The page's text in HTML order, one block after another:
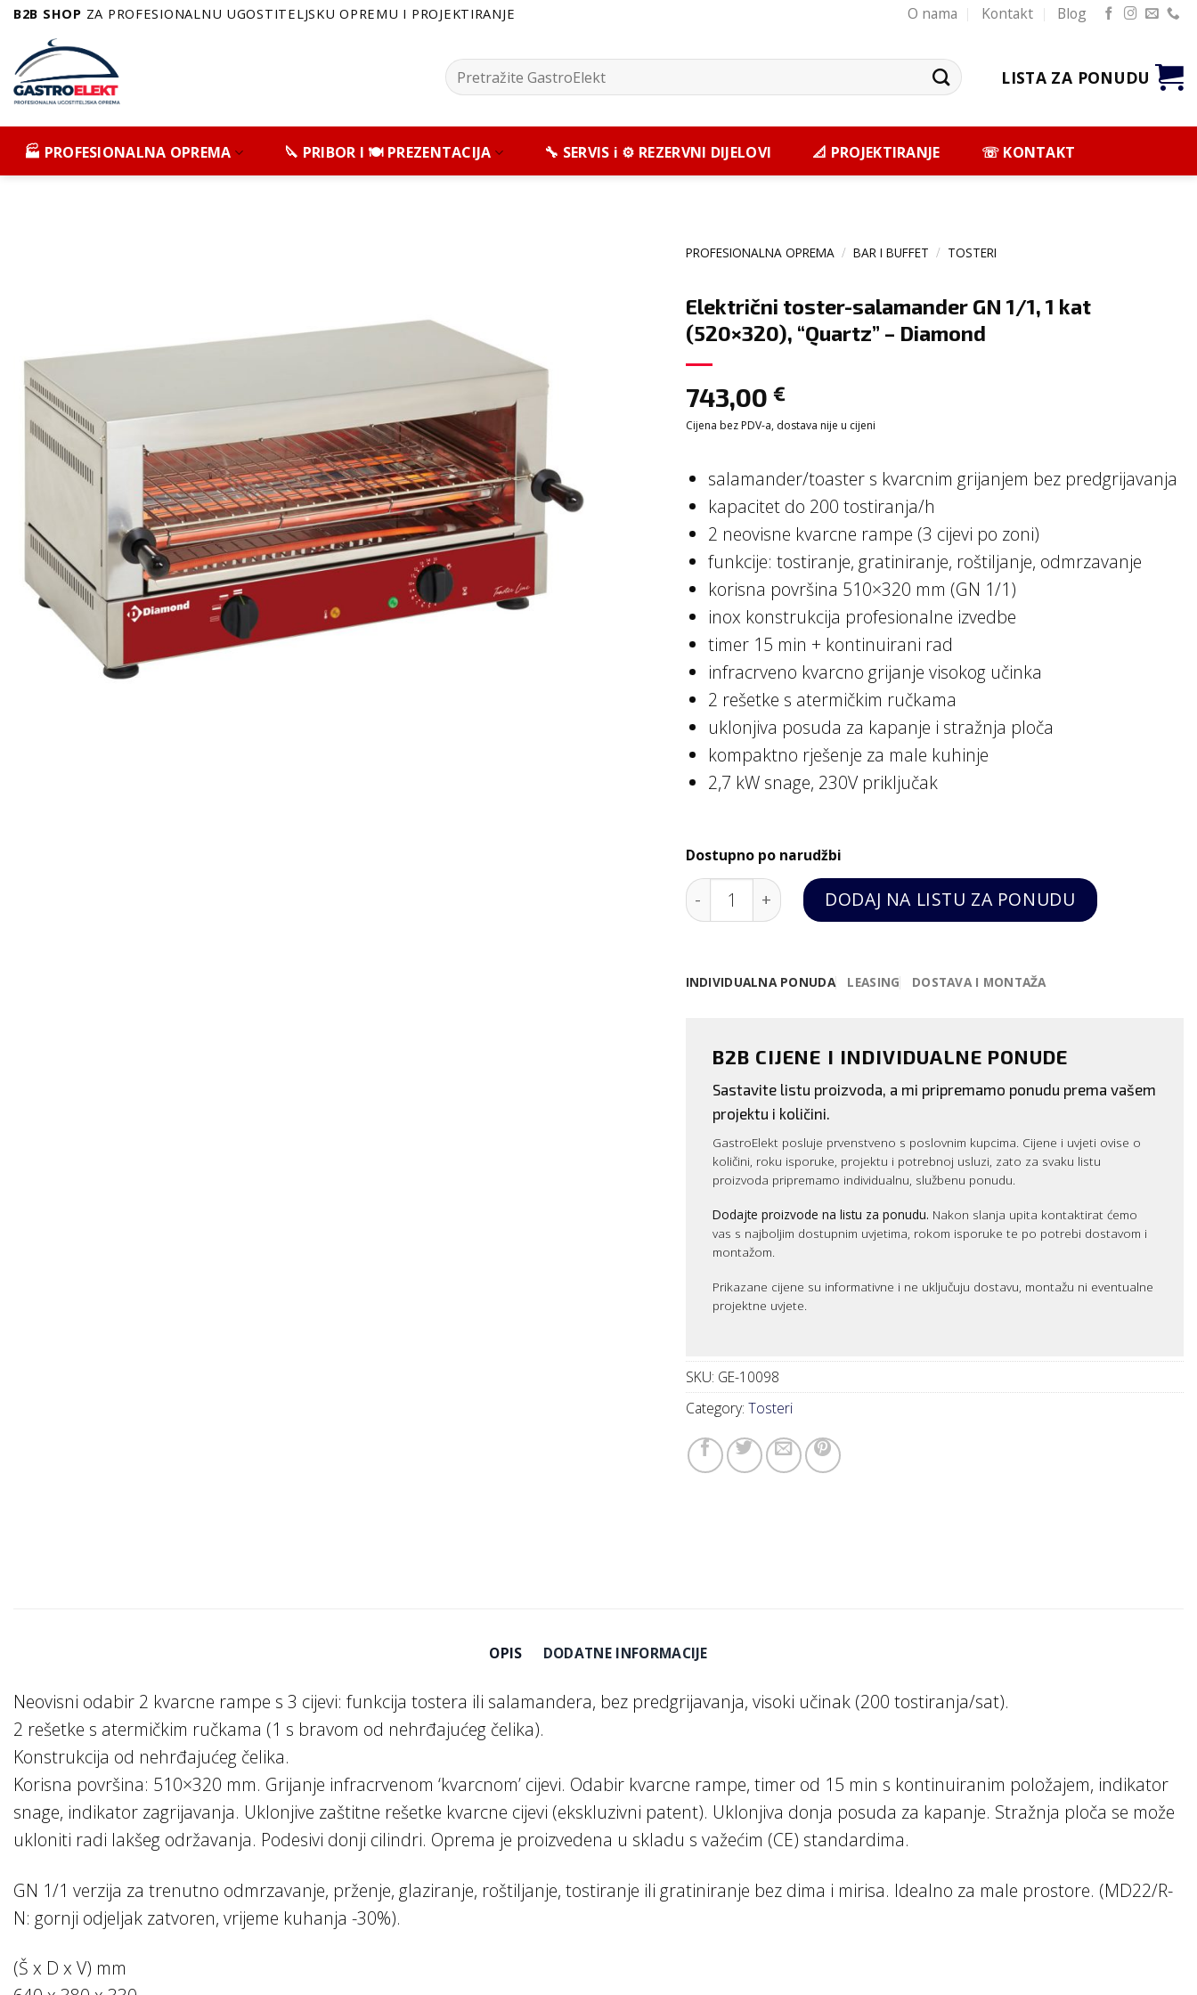
Skip
content
B2B SHOP ZA PROFESIONALNU UGOSTITELJSKU OPREMU I PROJEKTIRANJE O nama Kontakt Blog
Pretražite: LISTA ZA PONUDU
🏭 PROFESIONALNA OPREMA 🔪 PRIBOR I 🍽️ PREZENTACIJA 🔧 SERVIS i ⚙️ REZERVNI DIJELOVI 📐 PROJEKTIRANJE ☏ KONTAKT
PROFESIONALNA OPREMA / BAR I BUFFET / TOSTERI
Električni toster-salamander GN 1/1, 1 kat
(520×320), “Quartz” – Diamond
743,00 €
Cijena bez PDV-a, dostava nije u cijeni
salamander/toaster s kvarcnim grijanjem bez predgrijavanja
kapacitet do 200 tostiranja/h
2 neovisne kvarcne rampe (3 cijevi po zoni)
funkcije: tostiranje, gratiniranje, roštiljanje, odmrzavanje
korisna površina 510×320 mm (GN 1/1)
inox konstrukcija profesionalne izvedbe
timer 15 min + kontinuirani rad
infracrveno kvarcno grijanje visokog učinka
2 rešetke s atermičkim ručkama
uklonjiva posuda za kapanje i stražnja ploča
kompaktno rješenje za male kuhinje
2,7 kW snage, 230V priključak
Dostupno po narudžbi
Električni toster-salamander GN 1/1, 1 kat (520x320), "Quartz"
DODAJ NA LISTU ZA PONUDU
INDIVIDUALNA PONUDA LEASING DOSTAVA I MONTAŽA
B2B CIJENE I INDIVIDUALNE PONUDE
Sastavite listu proizvoda, a mi pripremamo ponudu prema vašem
projektu i količini.
GastroElekt posluje prvenstveno s poslovnim kupcima. Cijene i uvjeti ovise o
količini, roku isporuke, projektu i potrebnoj usluzi, zato za svaku listu
proizvoda pripremamo individualnu, službenu ponudu.
Dodajte proizvode na listu za ponudu. Nakon slanja upita kontaktirat ćemo
vas s najboljim dostupnim uvjetima, rokom isporuke te po potrebi dostavom i
montažom.
Prikazane cijene su informativne i ne uključuju dostavu, montažu ni eventualne
projektne uvjete.
SKU: GE-10098
Category: Tosteri
OPIS DODATNE INFORMACIJE
Neovisni odabir 2 kvarcne rampe s 3 cijevi: funkcija tostera ili salamandera, bez predgrijavanja, visoki učinak (200 tostiranja/sat).
2 rešetke s atermičkim ručkama (1 s bravom od nehrđajućeg čelika).
Konstrukcija od nehrđajućeg čelika.
Korisna površina: 510×320 mm. Grijanje infracrvenom ‘kvarcnom’ cijevi. Odabir kvarcne rampe, timer od 15 min s kontinuiranim položajem, indikator
snage, indikator zagrijavanja. Uklonjive zaštitne rešetke kvarcne cijevi (ekskluzivni patent). Uklonjiva donja posuda za kapanje. Stražnja ploča se može
ukloniti radi lakšeg održavanja. Podesivi donji cilindri. Oprema je proizvedena u skladu s važećim (CE) standardima.
GN 1/1 verzija za trenutno odmrzavanje, prženje, glaziranje, roštiljanje, tostiranje ili gratiniranje bez dima i mirisa. Idealno za male prostore. (MD22/R-
N: gornji odjeljak zatvoren, vrijeme kuhanja -30%).
(Š x D x V) mm